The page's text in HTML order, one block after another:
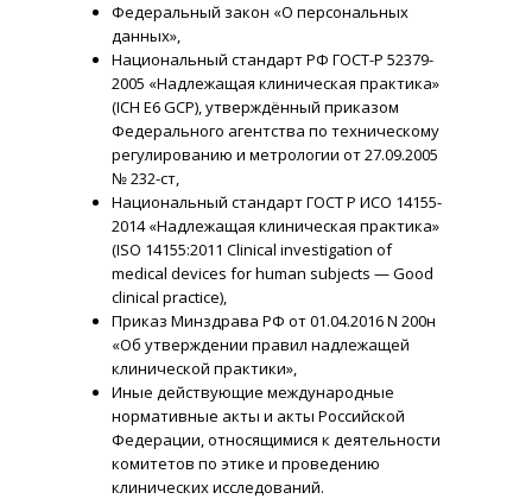
Федеральный закон «О персональных
данных»,
Национальный стандарт РФ ГОСТ-Р 52379-
2005 «Надлежащая клиническая практика»
(ICH E6 GCP), утверждённый приказом
Федерального агентства по техническому
регулированию и метрологии от 27.09.2005
№ 232-ст,
Национальный стандарт ГОСТ Р ИСО 14155-
2014 «Надлежащая клиническая практика»
(ISO 14155:2011 Clinical investigation of
medical devices for human subjects — Good
clinical practice),
Приказ Минздрава РФ от 01.04.2016 N 200н
«Об утверждении правил надлежащей
клинической практики»,
Иные действующие международные
нормативные акты и акты Российской
Федерации, относящимися к деятельности
комитетов по этике и проведению
клинических исследований.